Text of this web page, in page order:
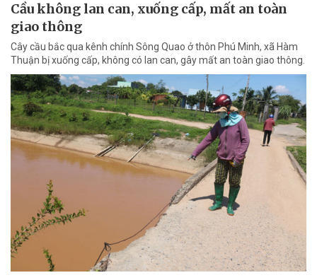
Cầu không lan can, xuống cấp, mất an toàn
giao thông
Cây cầu bắc qua kênh chính Sông Quao ở thôn Phú Minh, xã Hàm
Thuận bị xuống cấp, không có lan can, gây mất an toàn giao thông.